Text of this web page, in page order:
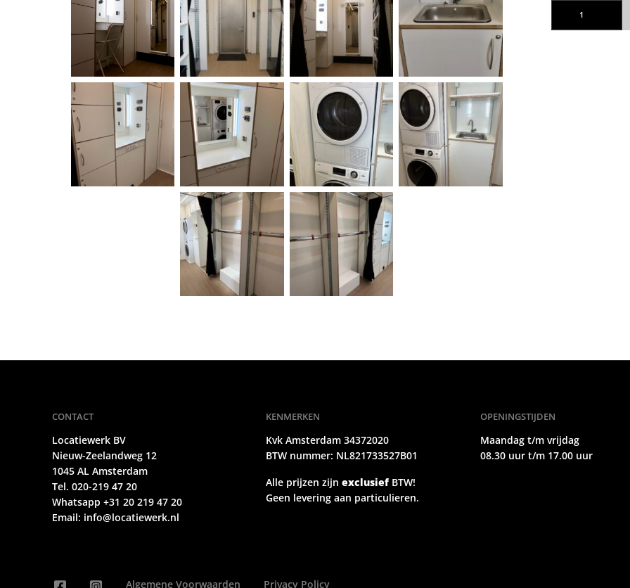
CONTACT
Locatiewerk BV
Nieuw-Zeelandweg 12
1045 AL Amsterdam
Tel. 020-219 47 20
Whatsapp +31 20 219 47 20
Email: info@locatiewerk.nl
KENMERKEN
Kvk Amsterdam 34372020
BTW nummer: NL821733527B01
Alle prijzen zijn exclusief BTW!
Geen levering aan particulieren.
OPENINGSTIJDEN
Maandag t/m vrijdag
08.30 uur t/m 17.00 uur
Algemene Voorwaarden Privacy Policy